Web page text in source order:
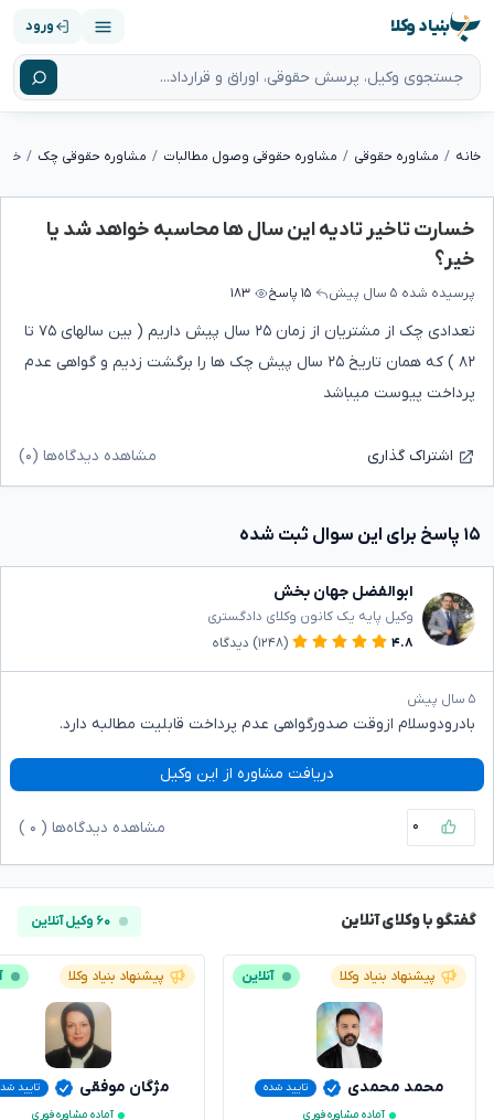
بنیاد وکلا ورود
خانه مشاوره حقوقی مشاوره حقوقی وصول مطالبات مشاوره حقوقی چک
خسارت تاخیر تادیه این سال ها محاسبه خواهد شد یا
خیر؟
پرسیده شده ۵ سال پیش ۱۵ پاسخ ۱۸۳
تعدادی چک از مشتریان از زمان ۲۵ سال پیش داریم ( بین سالهای ۷۵ تا
۸۲ ) که همان تاریخ ۲۵ سال پیش چک ها را برگشت زدیم و گواهی عدم
پرداخت پیوست میباشد
اشتراک گذاری مشاهده دیدگاه‌ها (۰)
۱۵ پاسخ برای این سوال ثبت شده
ابوالفضل جهان بخش
وکیل پایه یک کانون وکلای دادگستری
۴.۸
(۱۲۴۸) دیدگاه
۵ سال پیش
بادرودوسلام ازوقت صدورگواهی عدم پرداخت قابلیت مطالبه دارد.
دریافت مشاوره از این وکیل
۰ مشاهده دیدگاه‌ها ( ۰
گفتگو با وکلای آنلاین ۶۰ وکیل آنلاین
پیشنهاد بنیاد وکلا آنلاین
محمد محمدی
تایید شده
آماده مشاوره فوری
پیشنهاد بنیاد وکلا
مژگان موفقی
تایید
آماده مشاوره فوری